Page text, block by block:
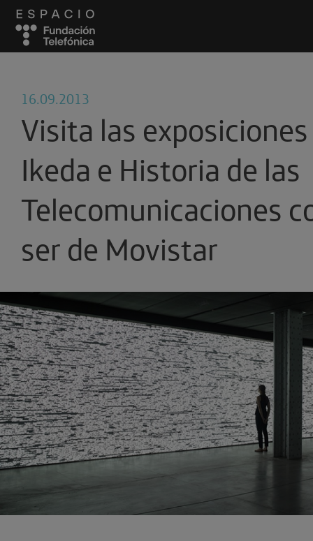
16.09.2013
Visita las
Ikeda e Historia de las
Telecomunicaciones
ser de Movistar